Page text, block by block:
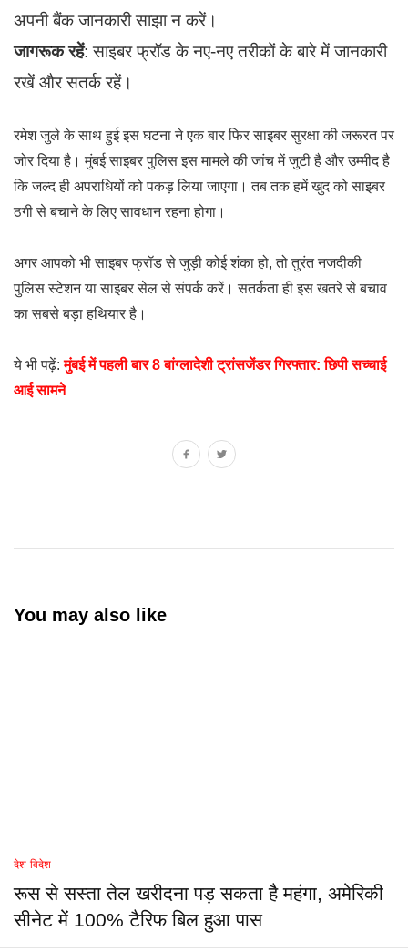
अपनी बैंक जानकारी साझा न करें।
जागरूक रहें: साइबर फ्रॉड के नए-नए तरीकों के बारे में जानकारी
रखें और सतर्क रहें।
रमेश जुले के साथ हुई इस घटना ने एक बार फिर साइबर सुरक्षा की जरूरत पर
जोर दिया है। मुंबई साइबर पुलिस इस मामले की जांच में जुटी है और उम्मीद है
कि जल्द ही अपराधियों को पकड़ लिया जाएगा। तब तक हमें खुद को साइबर
ठगी से बचाने के लिए सावधान रहना होगा।
अगर आपको भी साइबर फ्रॉड से जुड़ी कोई शंका हो, तो तुरंत नजदीकी
पुलिस स्टेशन या साइबर सेल से संपर्क करें। सतर्कता ही इस खतरे से बचाव
का सबसे बड़ा हथियार है।
ये भी पढ़ें:मुंबई में पहली बार 8 बांग्लादेशी ट्रांसजेंडर गिरफ्तार: छिपी सच्चाई
आई सामने
You may also like
देश-विदेश
रूस से सस्ता तेल खरीदना पड़ सकता है महंगा, अमेरिकी
सीनेट में 100% टैरिफ बिल हुआ पास